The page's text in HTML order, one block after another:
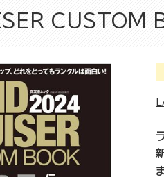
CUSTOM